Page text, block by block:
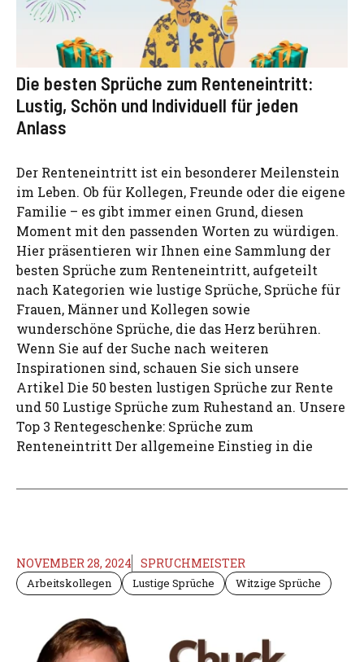
Die besten Sprüche zum Renteneintritt:
Lustig, Schön und Individuell für jeden
Anlass
Der Renteneintritt ist ein besonderer Meilenstein
im Leben. Ob für Kollegen, Freunde oder die eigene
Familie – es gibt immer einen Grund, diesen
Moment mit den passenden Worten zu würdigen.
Hier präsentieren wir Ihnen eine Sammlung der
besten Sprüche zum Renteneintritt, aufgeteilt
nach Kategorien wie lustige Sprüche, Sprüche für
Frauen, Männer und Kollegen sowie
wunderschöne Sprüche, die das Herz berühren.
Wenn Sie auf der Suche nach weiteren
Inspirationen sind, schauen Sie sich unsere
Artikel Die 50 besten lustigen Sprüche zur Rente
und 50 Lustige Sprüche zum Ruhestand an. Unsere
Top 3 Rentegeschenke: Sprüche zum
Renteneintritt Der allgemeine Einstieg in die
NOVEMBER 28, 2024 SPRUCHMEISTER
Arbeitskollegen Lustige Sprüche Witzige Sprüche